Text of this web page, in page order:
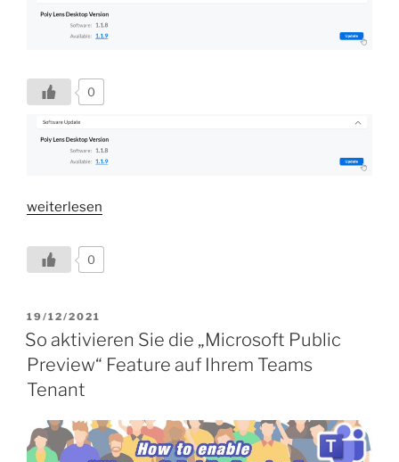
0
„Poly
Desktop
1.1.9
weiterlesen
0
VERÖFFENTLICHT
AM
19/12/2021
So aktivieren Sie die „Microsoft Public
Preview“ Feature auf Ihrem Teams
Tenant